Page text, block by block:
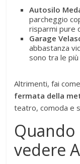
Autosilo
parcheggio
risparmi pure
Garage
abbastanza
sono tra le
Altrimenti, fai
fermata della
teatro, comoda e
Quando
vedere